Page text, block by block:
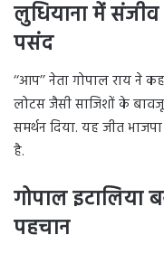
लुधियाना में संजीव
पसंद
‘‘आप’’ नेता गोपाल राय
लोटस जैसी साजिशों के
समर्थन दिया. यह जीत
है.
गोपाल इटालिया
पहचान